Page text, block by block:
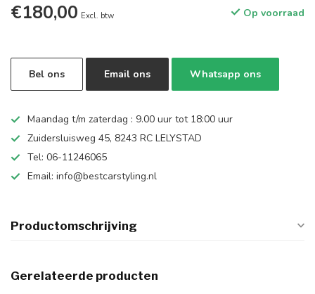
€180,00 Excl. btw Op voorraad
Bel ons Email ons Whatsapp ons
Maandag t/m zaterdag : 9.00 uur tot 18:00 uur
Zuidersluisweg 45, 8243 RC LELYSTAD
Tel: 06-11246065
Email: info@bestcarstyling.nl
Productomschrijving
Gerelateerde producten